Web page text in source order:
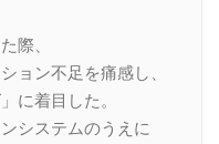
際、
ョン不足を痛感し、
に着目した。
システムのうえに